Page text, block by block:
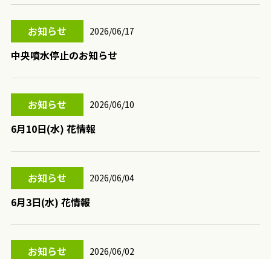
お知らせ 2026/06/17
中央噴水停止のお知らせ
お知らせ 2026/06/10
6月10日(水) 花情報
お知らせ 2026/06/04
6月3日(水) 花情報
お知らせ 2026/06/02